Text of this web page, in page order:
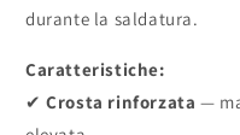
durante la saldatura.
Caratteristiche:
✔Crosta rinforzata —